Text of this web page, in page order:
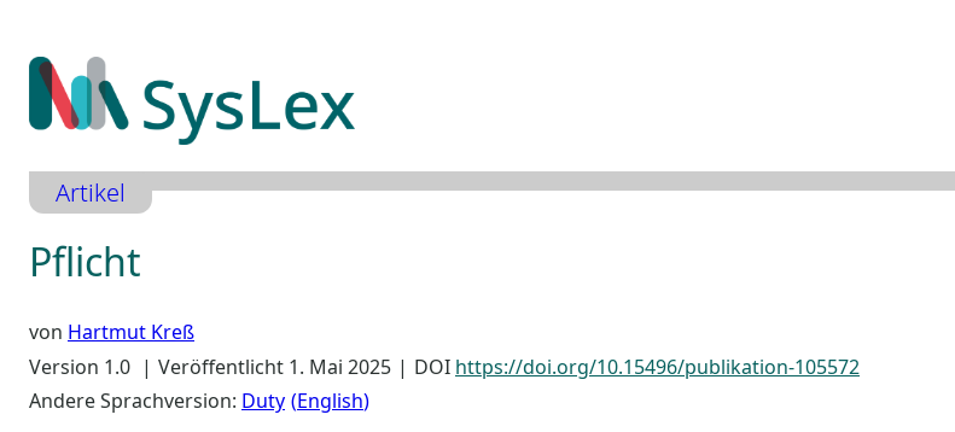
Inhalt
springen
Artikel
Pflicht
von Hartmut Kreß
Version 1.0
Veröffentlicht 1. Mai 2025 DOI https://doi.org/10.15496/publikation-105572
Andere Sprachversion: Duty English